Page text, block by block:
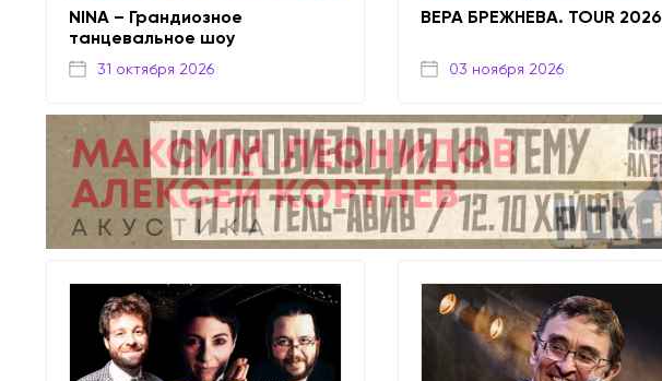
NINA – Грандиозное
танцевальное шоу
31 октября 2026
ВЕРА БРЕЖНЕВА. TOUR 2026
03 ноября 2026